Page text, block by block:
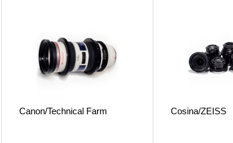
Canon/Technical Farm Cosina/ZEISS